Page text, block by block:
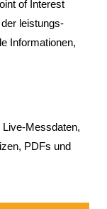
of Inte­rest
der leis­tungs­
Infor­ma­tionen,
Live-Mess­daten,
PDFs und